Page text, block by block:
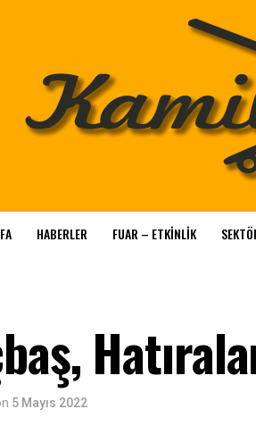
HABERLER FUAR – ETKINLIK
5 Mayıs 2022